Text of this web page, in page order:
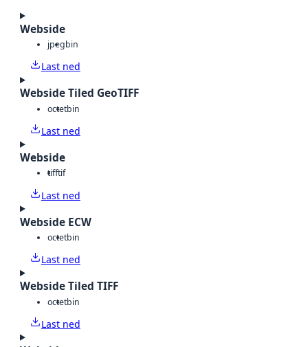
Webside
jpegbin
Last ned
Webside Tiled GeoTIFF
octetbin
Last ned
Webside
tifftif
Last ned
Webside ECW
octetbin
Last ned
Webside Tiled TIFF
octetbin
Last ned